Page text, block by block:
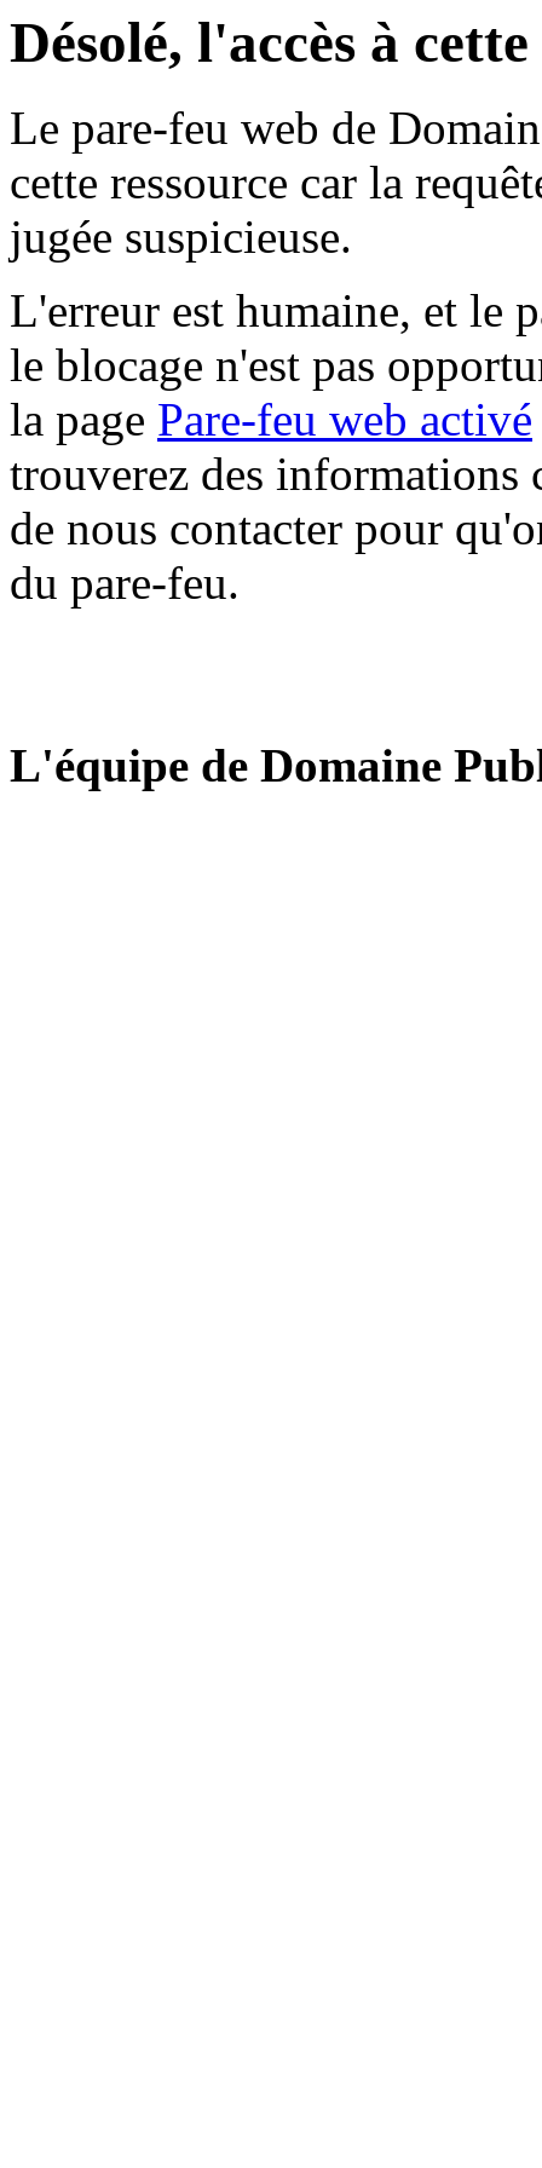
Désolé, l'accès à
Le pare-feu web de
cette ressource car la
jugée suspicieuse.
L'erreur est humaine, et le
le blocage n'est pas
la page Pare-feu web activé
trouverez des informations
de nous contacter pour
du pare-feu.
L'équipe de Domaine